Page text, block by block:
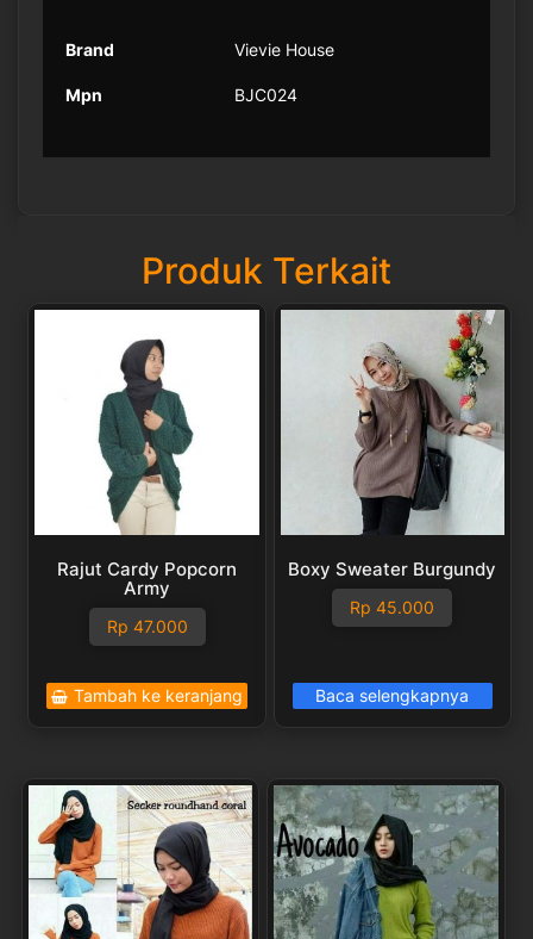
Brand Vievie House
Mpn BJC024
Produk Terkait
Rajut Cardy Popcorn
Army
Rp 47.000
Tambah ke keranjang
Boxy Sweater Burgundy
Rp 45.000
Baca selengkapnya